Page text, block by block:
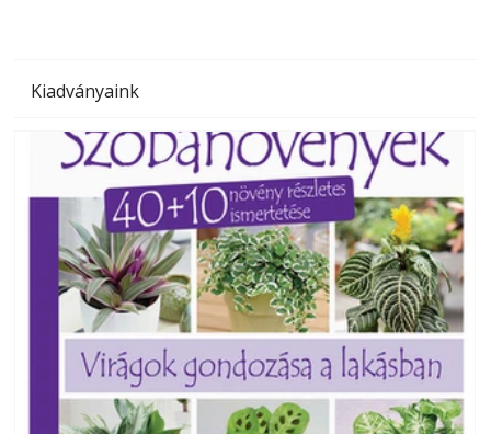
Kiadványaink